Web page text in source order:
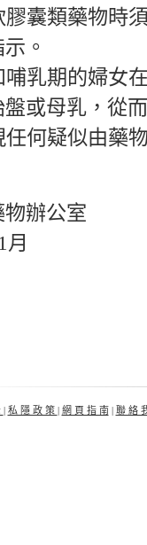
膠囊類藥物時
。
哺乳期的婦女
盤或母乳，從
任何疑似由藥
辦公室
月
| 私 隱 政 策 | 網 頁 指 南| 聯 絡